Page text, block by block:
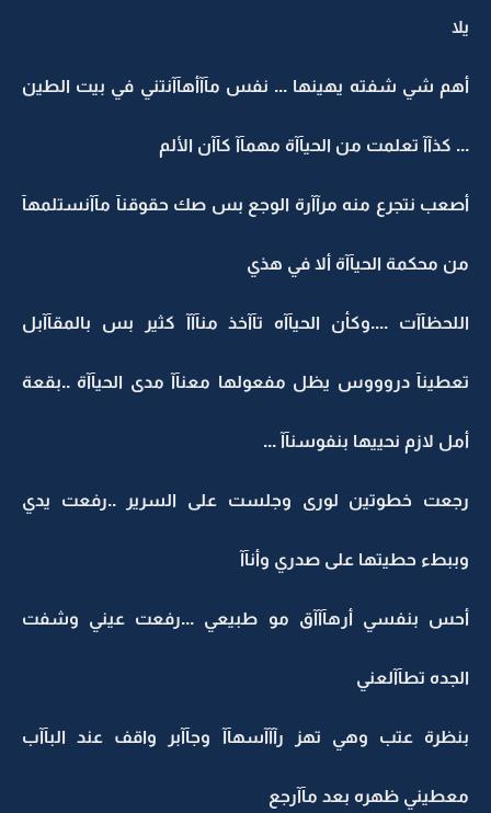
يلا
أهم شي شفته يهينها ... نفس مآآأهآآنتني في بيت الطين
... كذآآ تعلمت من الحيآآة مهمآآ كآآن الألم
أصعب نتجرع منه مرآآرة الوجع بس صك حقوقنآ مآآنستلمهآ
من محكمة الحيآآة ألا في هذي
اللحظآآت ....وكأن الحيآآه تآآخذ منآآآ كثير بس بالمقآآبل
تعطينآ دروووس يظل مفعولها معنآآ مدى الحيآآة ..بقعة
أمل لازم نحييها بنفوسنآآ ...
رجعت خطوتين لورى وجلست على السرير ..رفعت يدي
وببطء حطيتها على صدري وأنآآ
أحس بنفسي أرهآآآق مو طبيعي ...رفعت عيني وشفت
الجده تطآآلعني
بنظرة عتب وهي تهز رآآآسهآآ وجآآبر واقف عند البآآب
معطيني ظهره بعد مآآرجع